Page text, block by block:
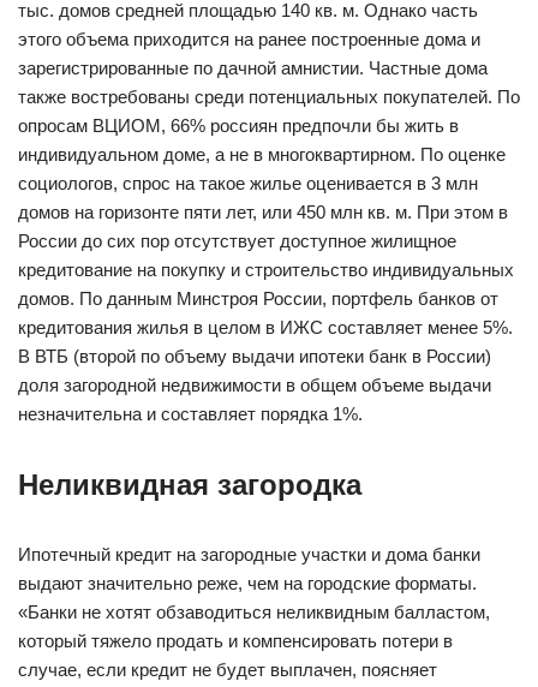
тыс. домов средней площадью 140 кв. м. Однако часть
этого объема приходится на ранее построенные дома и
зарегистрированные по дачной амнистии. Частные дома
также востребованы среди потенциальных покупателей. По
опросам ВЦИОМ, 66% россиян предпочли бы жить в
индивидуальном доме, а не в многоквартирном. По оценке
социологов, спрос на такое жилье оценивается в 3 млн
домов на горизонте пяти лет, или 450 млн кв. м. При этом в
России до сих пор отсутствует доступное жилищное
кредитование на покупку и строительство индивидуальных
домов. По данным Минстроя России, портфель банков от
кредитования жилья в целом в ИЖС составляет менее 5%.
В ВТБ (второй по объему выдачи ипотеки банк в России)
доля загородной недвижимости в общем объеме выдачи
незначительна и составляет порядка 1%.
Неликвидная загородка
Ипотечный кредит на загородные участки и дома банки
выдают значительно реже, чем на городские форматы.
«Банки не хотят обзаводиться неликвидным балластом,
который тяжело продать и компенсировать потери в
случае, если кредит не будет выплачен, поясняет